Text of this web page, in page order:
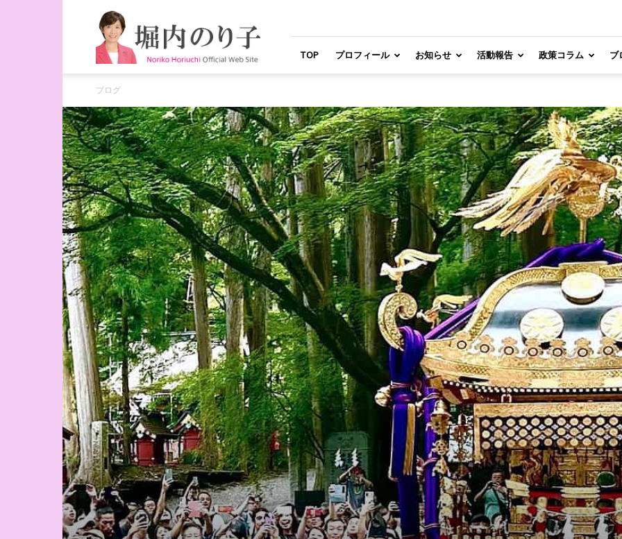
堀
内
の
り
オ
ィ
シ
ャ
ル
ウ
ェ
ブ
サ
イ
ト
TOP プロフィール お知らせ 活動報告 政策コラム ブ
ブログ